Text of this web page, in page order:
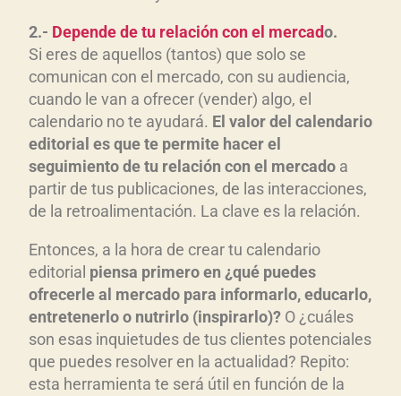
2.- Depende de tu relación con el mercado.
Si eres de aquellos (tantos) que solo se
comunican con el mercado, con su audiencia,
cuando le van a ofrecer (vender) algo, el
calendario no te ayudará. El valor del calendario
editorial es que te permite hacer el
seguimiento de tu relación con el mercado a
partir de tus publicaciones, de las interacciones,
de la retroalimentación. La clave es la relación.
Entonces, a la hora de crear tu calendario
editorial piensa primero en ¿qué puedes
ofrecerle al mercado para informarlo, educarlo,
entretenerlo o nutrirlo (inspirarlo)? O ¿cuáles
son esas inquietudes de tus clientes potenciales
que puedes resolver en la actualidad? Repito:
esta herramienta te será útil en función de la